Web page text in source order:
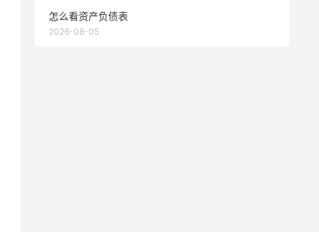
怎么看资产负债表
2026-08-05